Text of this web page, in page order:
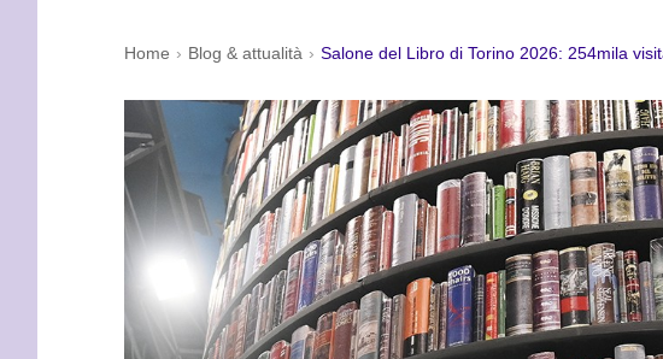
Home › Blog & attualità › Salone del Libro di Torino 2026: 254mila